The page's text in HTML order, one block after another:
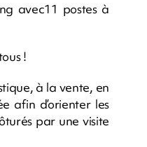
avec11 postes à
!
à la vente, en
afin d’orienter les
par une visite